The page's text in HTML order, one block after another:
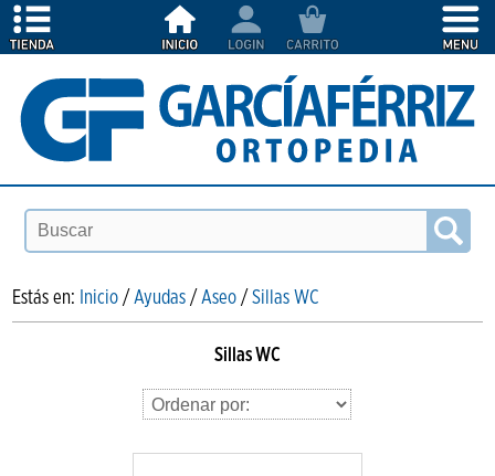
Estás en: Inicio /Ayudas /Aseo /Sillas WC
Sillas WC